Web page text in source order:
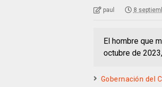
paul 8
El hombre que
octubre de
Gobernación del